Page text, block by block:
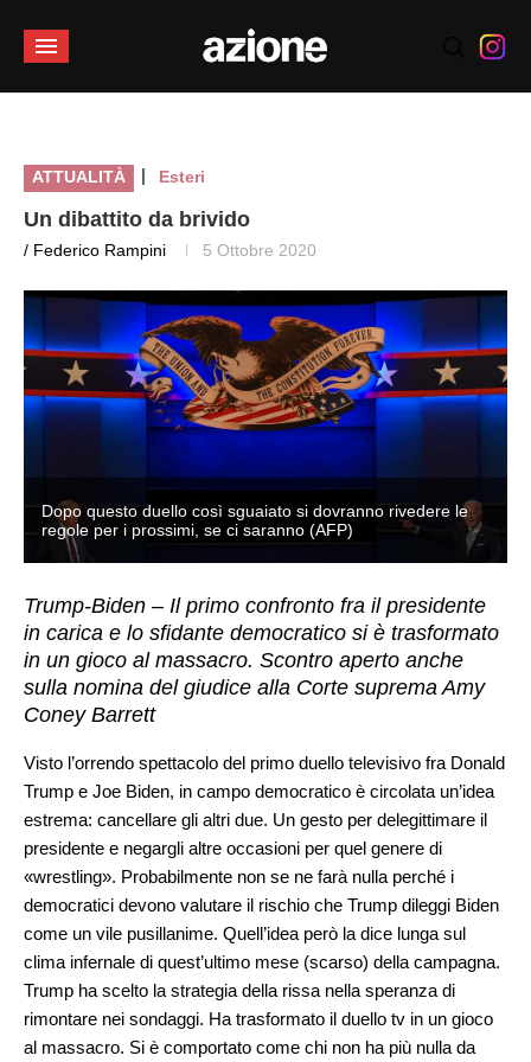
ATTUALITÀ | Esteri
Un dibattito da brivido
/ Federico Rampini 5 Ottobre 2020
Dopo questo duello così sguaiato si dovranno rivedere le
regole per i prossimi, se ci saranno (AFP)
Trump-Biden – Il primo confronto fra il presidente
in carica e lo sfidante democratico si è trasformato
in un gioco al massacro. Scontro aperto anche
sulla nomina del giudice alla Corte suprema Amy
Coney Barrett
Visto l’orrendo spettacolo del primo duello televisivo fra Donald
Trump e Joe Biden, in campo democratico è circolata un’idea
estrema: cancellare gli altri due. Un gesto per delegittimare il
presidente e negargli altre occasioni per quel genere di
«wrestling». Probabilmente non se ne farà nulla perché i
democratici devono valutare il rischio che Trump dileggi Biden
come un vile pusillanime. Quell’idea però la dice lunga sul
clima infernale di quest’ultimo mese (scarso) della campagna.
Trump ha scelto la strategia della rissa nella speranza di
rimontare nei sondaggi. Ha trasformato il duello tv in un gioco
al massacro. Si è comportato come chi non ha più nulla da